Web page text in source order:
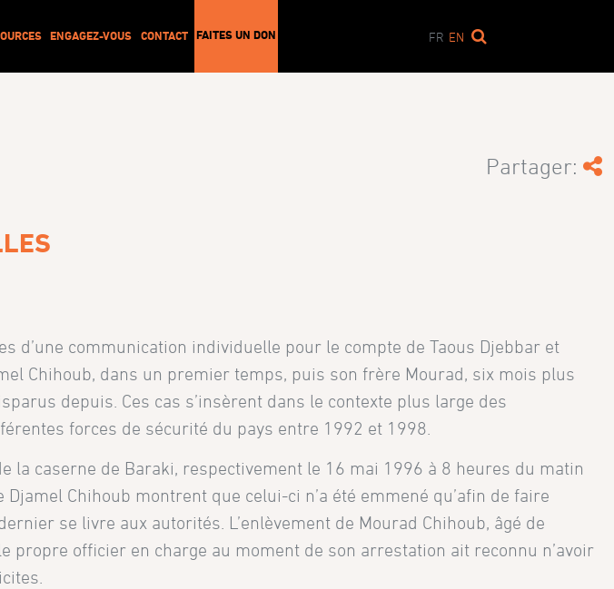
ENGAGEZ-VOUS CONTACT FAITES UN DON FR EN
Partager:
d’une communication individuelle pour le compte de Taous Djebbar et
Chihoub, dans un premier temps, puis son frère Mourad, six mois plus
depuis. Ces cas s’insèrent dans le contexte plus large des
forces de sécurité du pays entre 1992 et 1998.
caserne de Baraki, respectivement le 16 mai 1996 à 8 heures du matin
Chihoub montrent que celui-ci n’a été emmené qu’afin de faire
se livre aux autorités. L’enlèvement de Mourad Chihoub, âgé de
officier en charge au moment de son arrestation ait reconnu n’avoir